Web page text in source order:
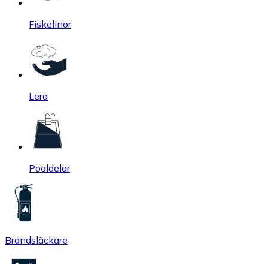
Fiskelinor
Lera
Pooldelar
Brandsläckare